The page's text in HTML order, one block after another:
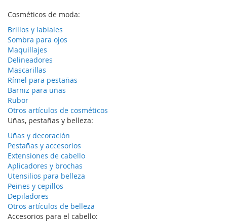
Cosméticos de moda:
Brillos y labiales
Sombra para ojos
Maquillajes
Delineadores
Mascarillas
Rímel para pestañas
Barniz para uñas
Rubor
Otros artículos de cosméticos
Uñas, pestañas y belleza:
Uñas y decoración
Pestañas y accesorios
Extensiones de cabello
Aplicadores y brochas
Utensilios para belleza
Peines y cepillos
Depiladores
Otros artículos de belleza
Accesorios para el cabello: